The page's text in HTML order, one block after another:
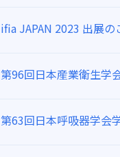
ifia JAPAN 2023 出展の
第96回日本産業衛生学
第63回日本呼吸器学会